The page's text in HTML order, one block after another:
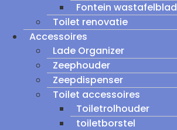
Fontein wastafelblad
Toilet renovatie
Accessoires
Lade Organizer
Zeephouder
Zeepdispenser
Toilet accessoires
Toiletrolhouder
toiletborstel